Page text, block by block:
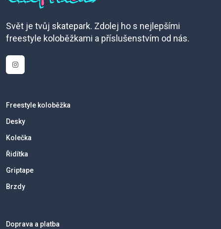
Svět je tvůj skatepark. Zdolej ho s nejlepšími
freestyle koloběžkami a příslušenstvím od nás.
Freestyle koloběžka
Desky
Kolečka
Řidítka
Griptape
Brzdy
Doprava a platba